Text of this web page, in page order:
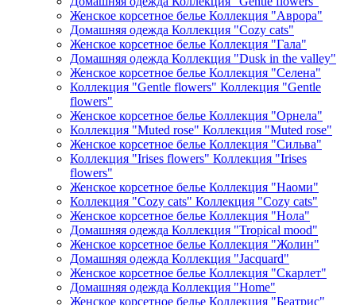
Женское корсетное белье Коллекция "Аврора"
Домашняя одежда Коллекция "Cozy cats"
Женское корсетное белье Коллекция "Гала"
Домашняя одежда Коллекция "Dusk in the valley"
Женское корсетное белье Коллекция "Селена"
Коллекция "Gentle flowers" Коллекция "Gentle
flowers"
Женское корсетное белье Коллекция "Орнела"
Коллекция "Muted rose" Коллекция "Muted rose"
Женское корсетное белье Коллекция "Сильва"
Коллекция "Irises flowers" Коллекция "Irises
flowers"
Женское корсетное белье Коллекция "Наоми"
Коллекция "Cozy cats" Коллекция "Cozy cats"
Женское корсетное белье Коллекция "Нола"
Домашняя одежда Коллекция "Tropical mood"
Женское корсетное белье Коллекция "Жолин"
Домашняя одежда Коллекция "Jacquard"
Женское корсетное белье Коллекция "Скарлет"
Домашняя одежда Коллекция "Home"
Женское корсетное белье Коллекция "Беатрис"